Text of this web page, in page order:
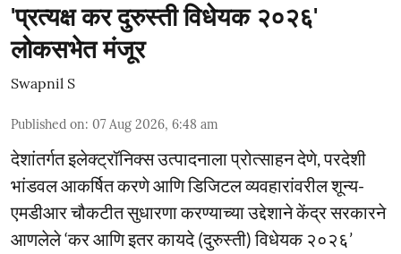
'प्रत्यक्ष कर दुरुस्ती विधेयक २०२६'
लोकसभेत मंजूर
Swapnil S
Published on: 07 Aug 2026, 6:48 am
देशांतर्गत इलेक्ट्रॉनिक्स उत्पादनाला प्रोत्साहन देणे, परदेशी
भांडवल आकर्षित करणे आणि डिजिटल व्यवहारांवरील शून्य-
एमडीआर चौकटीत सुधारणा करण्याच्या उद्देशाने केंद्र सरकारने
आणलेले ‘कर आणि इतर कायदे (दुरुस्ती) विधेयक २०२६’